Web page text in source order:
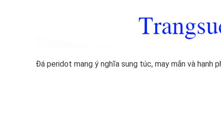
Đá peridot mang ý nghĩa sung túc, may mắn và hạnh